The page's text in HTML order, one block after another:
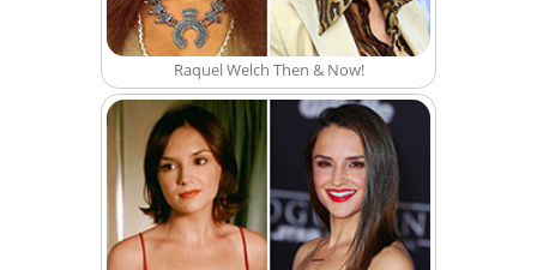
Raquel Welch Then & Now!